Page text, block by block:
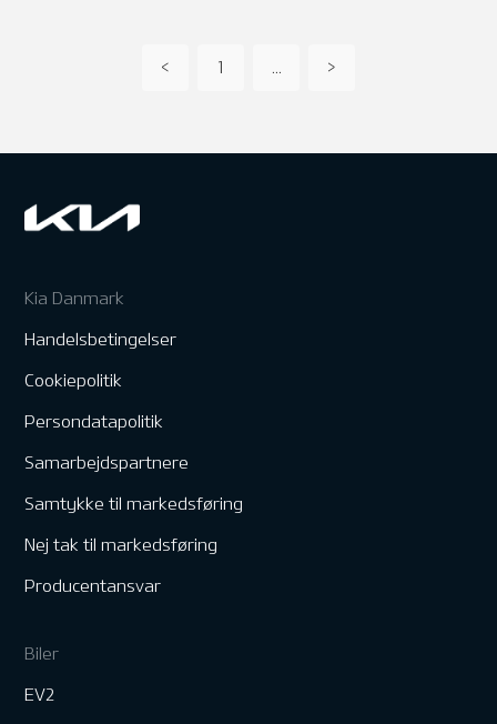
< 1 ... >
Kia Danmark
Handelsbetingelser
Cookiepolitik
Persondatapolitik
Samarbejdspartnere
Samtykke til markedsføring
Nej tak til markedsføring
Producentansvar
Biler
EV2